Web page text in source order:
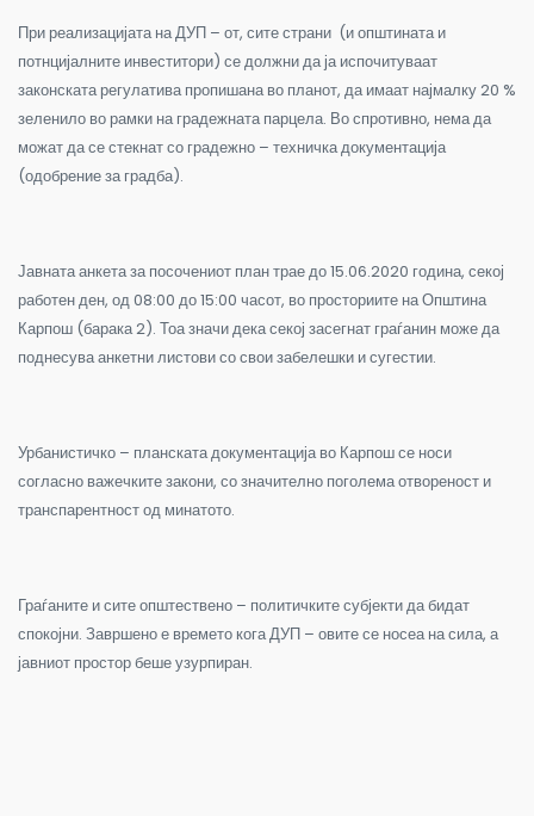
При реализацијата на ДУП – от, сите страни (и општината и
потнцијалните инвеститори) се должни да ја испочитуваат
законската регулатива пропишана во планот, да имаат најмалку 20 %
зеленило во рамки на градежната парцела. Во спротивно, нема да
можат да се стекнат со градежно – техничка документација
(одобрение за градба).
Јавната анкета за посочениот план трае до 15.06.2020 година, секој
работен ден, од 08:00 до 15:00 часот, во просториите на Општина
Карпош (барака 2). Тоа значи дека секој засегнат граѓанин може да
поднесува анкетни листови со свои забелешки и сугестии.
Урбанистичко – планската документација во Карпош се носи
согласно важечките закони, со значително поголема отвореност и
транспарентност од минатото.
Граѓаните и сите општествено – политичките субјекти да бидат
спокојни. Завршено е времето кога ДУП – овите се носеа на сила, а
јавниот простор беше узурпиран.